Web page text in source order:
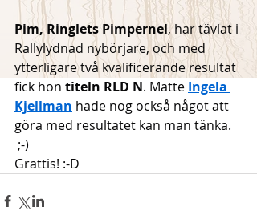
Pim, Ringlets Pimpernel, har tävlat i
Rallylydnad nybörjare, och med
ytterligare två kvalificerande resultat
fick hon titeln RLD N. Matte Ingela
Kjellman hade nog också något att
göra med resultatet kan man tänka.
;-)
Grattis! :-D